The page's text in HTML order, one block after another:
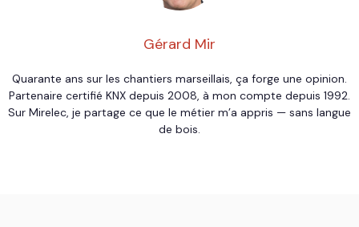
Gérard Mir
Quarante ans sur les chantiers marseillais, ça forge une opinion.
Partenaire certifié KNX depuis 2008, à mon compte depuis 1992.
Sur Mirelec, je partage ce que le métier m’a appris — sans langue
de bois.